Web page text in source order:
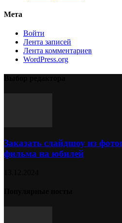
Мета
Войти
Лента записей
Лента комментариев
WordPress.org
Заказать слайдшоу из
фильма на юбилей